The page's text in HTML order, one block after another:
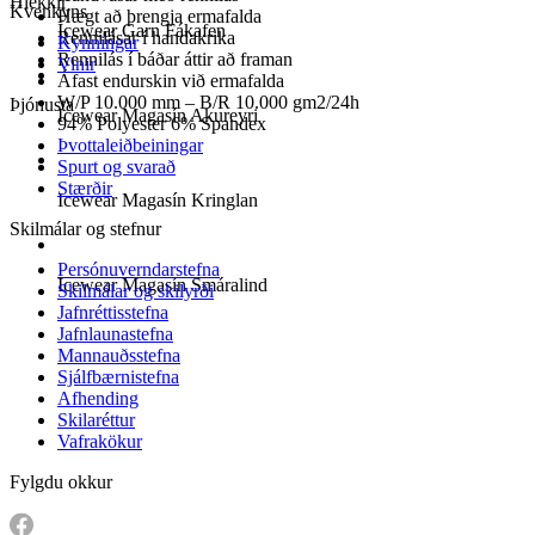
Icewear Garn Fákafen
Icewear Magasín Akureyri
Icewear Magasín Kringlan
Icewear Magasín Smáralind
Hægt að þrengja ermafalda
Rennilásar í handakrika
Rennilás í báðar áttir að framan
Áfast endurskin við ermafalda
W/P 10.000 mm – B/R 10.000 gm2/24h
94% Polyester 6% Spandex
Kvenkyns
Kynningar
Vinir
Þjónusta
Þvottaleiðbeiningar
Spurt og svarað
Stærðir
Skilmálar og stefnur
Persónuverndarstefna
Skilmálar og skilyrði
Jafnréttisstefna
Jafnlaunastefna
Mannauðsstefna
Sjálfbærnistefna
Afhending
Skilaréttur
Vafrakökur
Fylgdu okkur